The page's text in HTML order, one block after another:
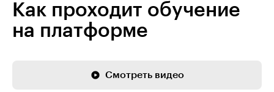
Как проходит обучение
на платформе
Смотреть видео